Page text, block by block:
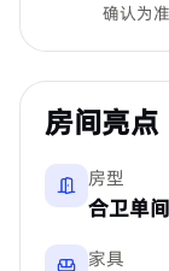
确认为准
房间亮点
房型
合卫单间
家具